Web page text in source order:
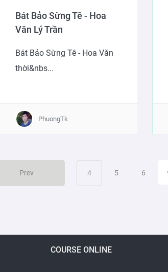
Bát Bảo Sừng Tê - Hoa
Văn Lý Trần
Bát Bảo Sừng Tê - Hoa Văn
thời&nbs...
PhuongTk
Prev 4(current)
5 6
COURSE ONLINE